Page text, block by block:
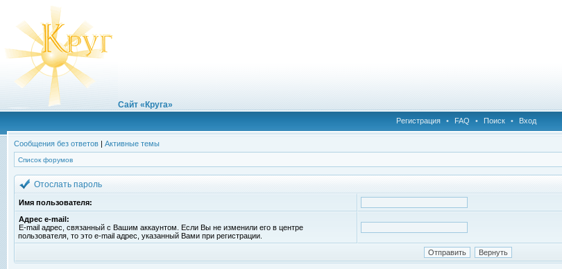
Сайт «Круга»
Регистрация • FAQ • Поиск • Вход
Сообщения без ответов | Активные темы
Список форумов
Отослать пароль
Имя пользователя:
Адрес e-mail:
E-mail адрес, связанный с Вашим аккаунтом. Если Вы не изменили его в центре
пользователя, то это e-mail адрес, указанный Вами при регистрации.